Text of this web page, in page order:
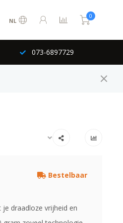
NL
0
073-6897729
Bestelbaar
draadloze vrijheid en